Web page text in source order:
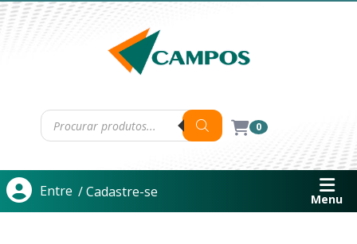
0
Entre / Cadastre-se Menu